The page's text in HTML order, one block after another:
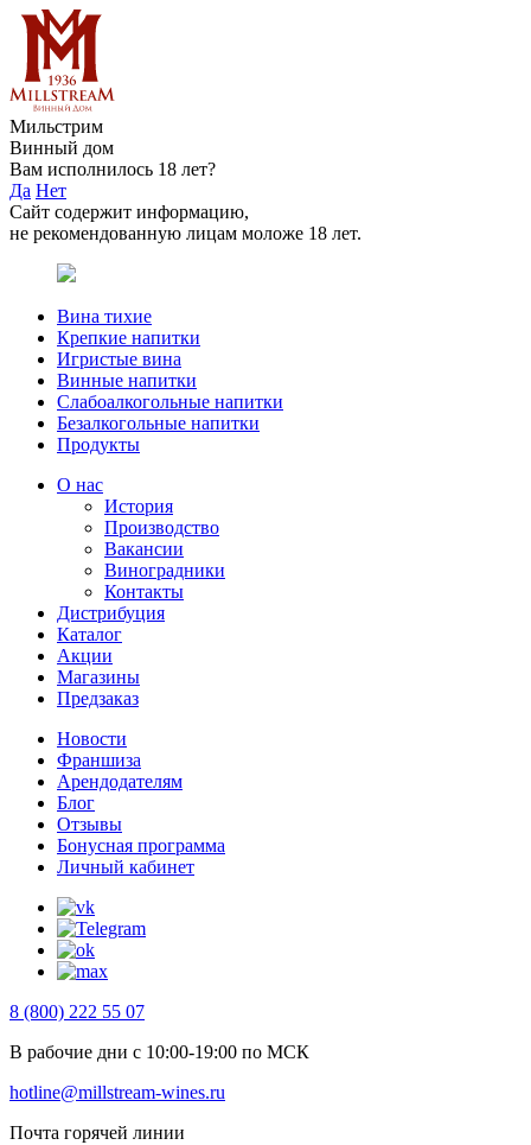
Мильстрим
Винный дом
Вам исполнилось 18 лет?
Да Нет
Сайт содержит информацию,
не рекомендованную лицам моложе 18 лет.
Вина тихие
Крепкие напитки
Игристые вина
Винные напитки
Слабоалкогольные напитки
Безалкогольные напитки
Продукты
О нас
История
Производство
Вакансии
Виноградники
Контакты
Дистрибуция
Каталог
Акции
Магазины
Предзаказ
Новости
Франшиза
Арендодателям
Блог
Отзывы
Бонусная программа
Личный кабинет
8 (800) 222 55 07
В рабочие дни с 10:00-19:00 по МСК
hotline@millstream-wines.ru
Почта горячей линии